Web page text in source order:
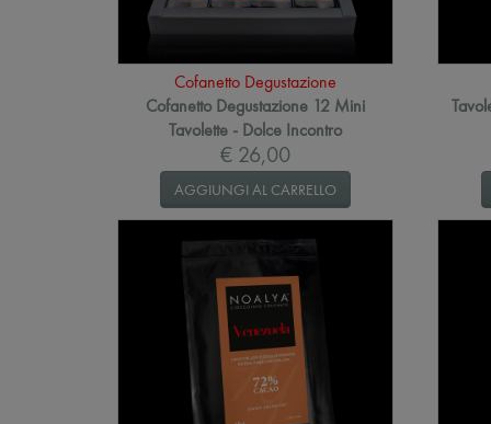
Cofanetto Degustazione
Cofanetto Degustazione 12 Mini
Tavolette - Dolce Incontro
€ 26,00
AGGIUNGI AL CARRELLO